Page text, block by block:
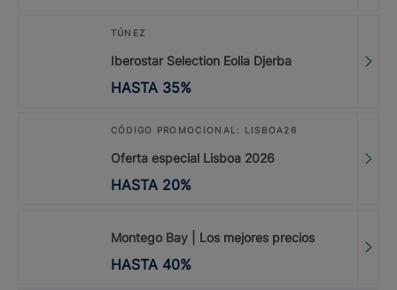
TÚNEZ
Iberostar Selection Eolia Djerba
HASTA 35%
CÓDIGO PROMOCIONAL: LISBOA26
Oferta especial Lisboa 2026
HASTA 20%
Montego Bay | Los mejores precios
HASTA 40%